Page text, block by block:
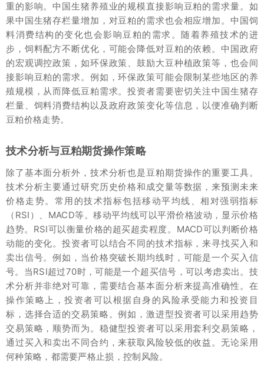
重的影响。中国生猪养殖业的规模直接影响豆粕的需求量。如
果中国生猪存栏量增加，对豆粕的需求也会相应增加。中国饲
料消费结构的变化也会影响豆粕的需求。随着养殖技术的进
步，饲料配方不断优化，可能会降低对豆粕的依赖。中国政府
的宏观调控政策，如环保政策、鼓励大豆种植政策等，也会间
接影响豆粕的需求。例如，环保政策可能会限制某些地区的养
殖规模，从而降低豆粕需求。投资者需要密切关注中国生猪存
栏量、饲料消费结构以及政府政策变化等信息，以便准确判断
豆粕价格走势。
技术分析与豆粕期货操作策略
除了基本面分析外，技术分析也是豆粕期货操作的重要工具。
技术分析主要通过研究历史价格和成交量等数据，来预测未来
价格走势。常用的技术指标包括移动平均线、相对强弱指标
（RSI）、MACD等。移动平均线可以平滑价格波动，显示价格
趋势。RSI可以衡量价格的超买超卖程度。MACD可以判断价格
动能的变化。投资者可以结合不同的技术指标，来寻找买入和
卖出信号。例如，当价格突破长期均线时，可能是一个买入信
号。当RSI超过70时，可能是一个超买信号，可以考虑卖出。技
术分析并非绝对可靠，需要结合基本面分析来提高准确性。在
操作策略上，投资者可以根据自身的风险承受能力和投资目
标，选择合适的交易策略。例如，激进型投资者可以采用趋势
交易策略，顺势而为。稳健型投资者可以采用套利交易策略，
通过买入和卖出不同合约，来获取风险较低的收益。无论采用
何种策略，都需要严格止损，控制风险。